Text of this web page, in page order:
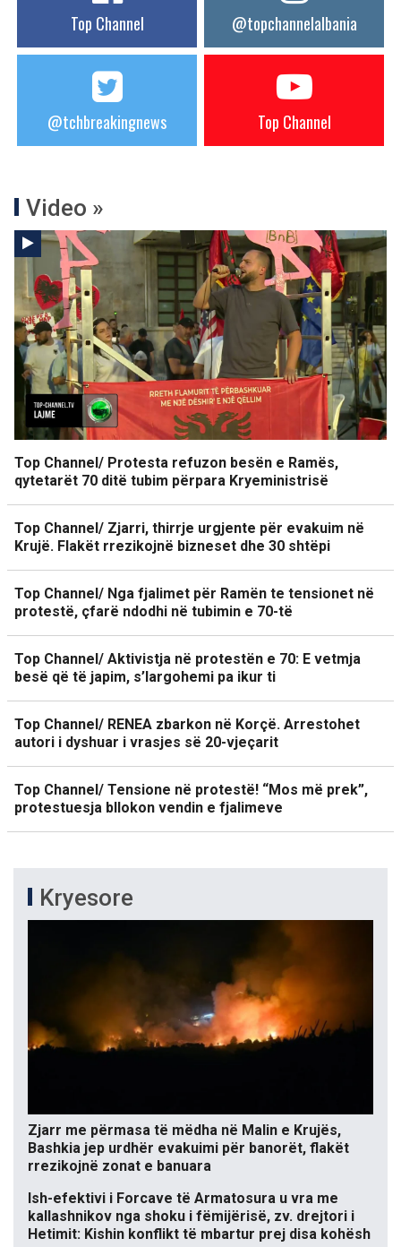
Top Channel @topchannelalbania
@tchbreakingnews Top Channel
Video »
Top Channel/ Protesta refuzon besën e Ramës,
qytetarët 70 ditë tubim përpara Kryeministrisë
Top Channel/ Zjarri, thirrje urgjente për evakuim në
Krujë. Flakët rrezikojnë bizneset dhe 30 shtëpi
Top Channel/ Nga fjalimet për Ramën te tensionet në
protestë, çfarë ndodhi në tubimin e 70-të
Top Channel/ Aktivistja në protestën e 70: E vetmja
besë që të japim, s’largohemi pa ikur ti
Top Channel/ RENEA zbarkon në Korçë. Arrestohet
autori i dyshuar i vrasjes së 20-vjeçarit
Top Channel/ Tensione në protestë! “Mos më prek”,
protestuesja bllokon vendin e fjalimeve
Kryesore
Zjarr me përmasa të mëdha në Malin e Krujës,
Bashkia jep urdhër evakuimi për banorët, flakët
rrezikojnë zonat e banuara
Ish-efektivi i Forcave të Armatosura u vra me
kallashnikov nga shoku i fëmijërisë, zv. drejtori i
Hetimit: Kishin konflikt të mbartur prej disa kohësh